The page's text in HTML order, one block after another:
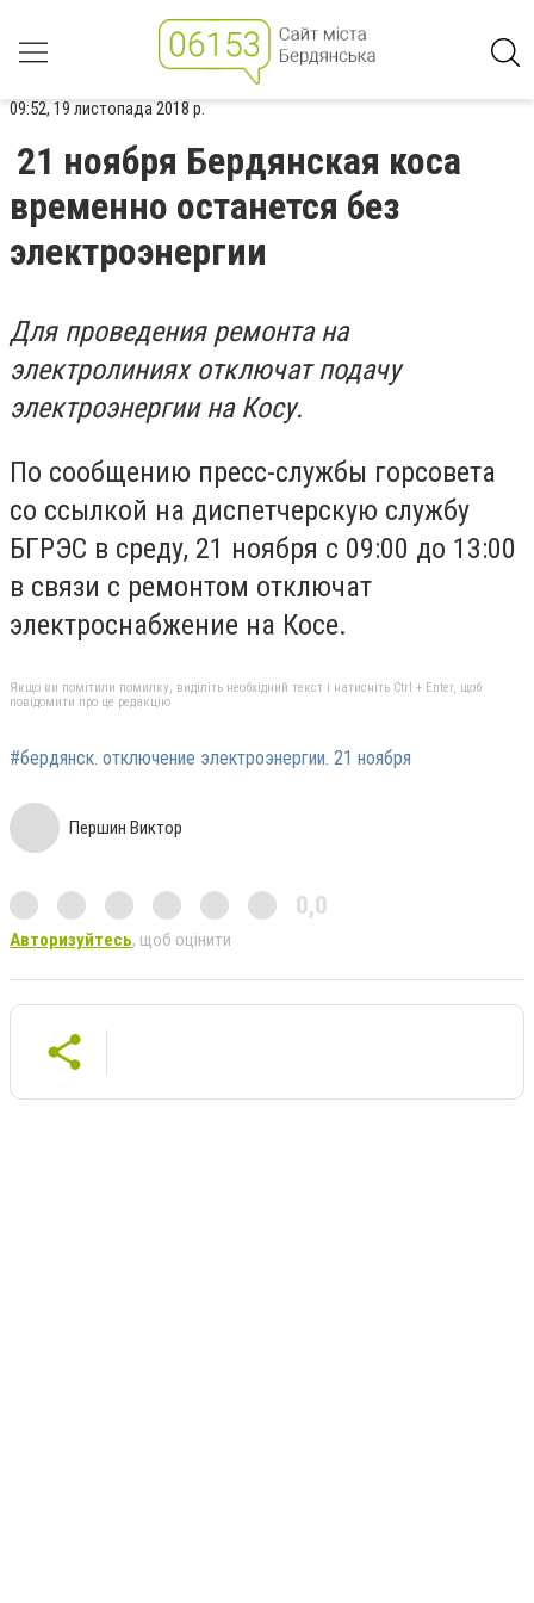
09:52, 19 листопада 2018 р.
21 ноября Бердянская коса
временно останется без
электроэнергии
Для проведения ремонта на
электролиниях отключат подачу
электроэнергии на Косу.
По сообщению пресс-службы горсовета
со ссылкой на диспетчерскую службу
БГРЭС в среду, 21 ноября с 09:00 до 13:00
в связи с ремонтом отключат
электроснабжение на Косе.
Якщо ви помітили помилку, виділіть необхідний текст і натисніть Ctrl + Enter, щоб
повідомити про це редакцію
#бердянск. отключение электроэнергии. 21 ноября
Першин Виктор
0,0
Авторизуйтесь, щоб оцінити